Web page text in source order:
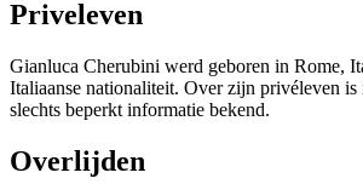
Priveleven
Gianluca Cherubini werd geboren in Rome,
Italiaanse nationaliteit. Over zijn privéleven is
slechts beperkt informatie bekend.
Overlijden